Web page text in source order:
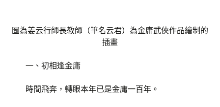
圖為姜云行師長教師（筆名云君）為金庸武俠作品繪制的
插畫
一、初相逢金庸
時間飛奔，轉眼本年已是金庸一百年。